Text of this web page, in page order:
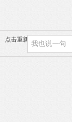
点击重新加载